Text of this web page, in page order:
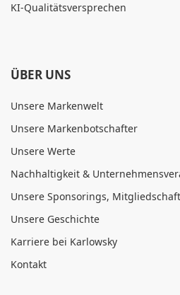
KI-Qualitätsversprechen
ÜBER UNS
Unsere Markenwelt
Unsere Markenbotschafter
Unsere Werte
Nachhaltigkeit &
Unsere Sponsorings,
Unsere Geschichte
Karriere bei Karlowsky
Kontakt